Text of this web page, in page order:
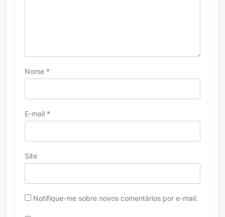
Nome *
E-mail *
Site
Notifique-me sobre novos comentários por e-mail.